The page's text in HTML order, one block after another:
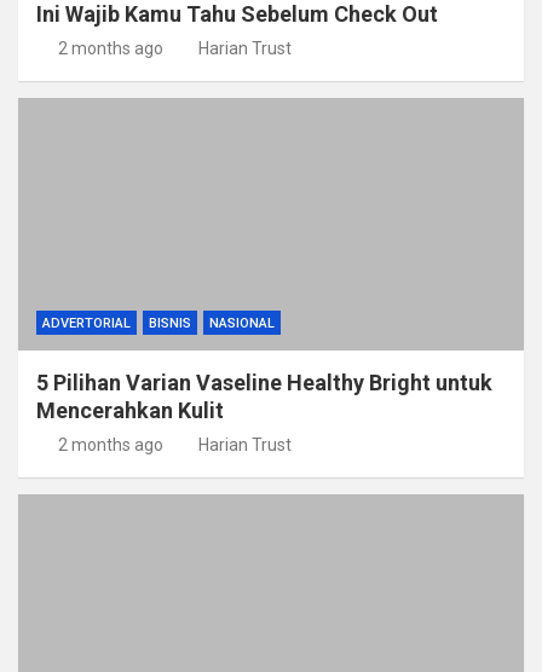
Ini Wajib Kamu Tahu Sebelum Check Out
2 months ago Harian Trust
ADVERTORIAL BISNIS NASIONAL
5 Pilihan Varian Vaseline Healthy Bright untuk
Mencerahkan Kulit
2 months ago Harian Trust